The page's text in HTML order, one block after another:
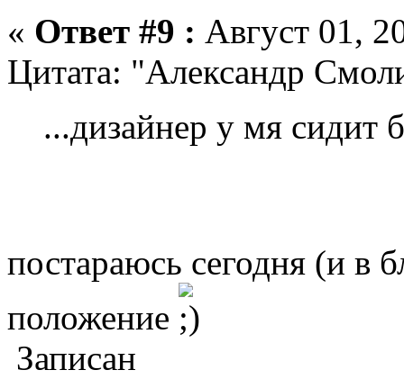
« Ответ #9 : Август 01,
Цитата: "Александр
...дизайнер у мя сидит
постараюсь сегодня (и в
положение
Записан